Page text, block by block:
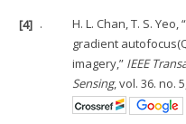
[4] .
H. L. Chan, T. S.
gradient
imagery,” IEEE
Sensing, vol. 36. no.